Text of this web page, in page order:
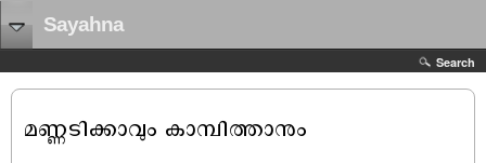
Sayahna
Search
മണ്ണടിക്കാവും കാമ്പിത്താനും